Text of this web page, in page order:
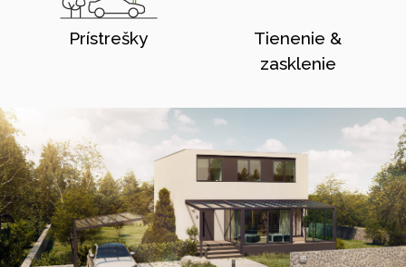
Prístrešky
Tienenie &
zasklenie